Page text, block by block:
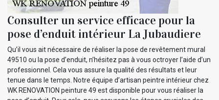
Consulter un service efficace pour la
pose d’enduit intérieur La Jubaudiere
Qu’il vous ait nécessaire de réaliser la pose de revêtement mural
49510 ou la pose d’enduit, n’hésitez pas à vous octroyer l’aide d’un
professionnel. Cela vous assure la qualité des résultats et leur
tenue dans le temps. Notre équipe d’artisan peintre intérieur chez
WK RENOVATION peinture 49 est disponible pour vous réaliser la